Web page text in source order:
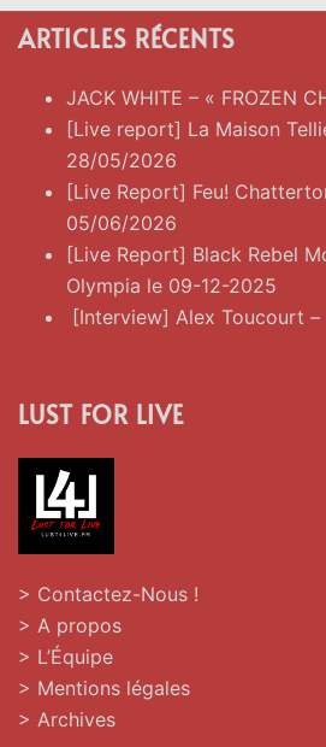
ARTICLES RÉCENTS
JACK WHITE – « FROZEN
[Live report] La Maison
28/05/2026
[Live Report] Feu!
05/06/2026
[Live Report] Black Rebel
Olympia le 09-12-2025
[Interview] Alex Toucourt –
LUST FOR LIVE
> Contactez-Nous !
> A propos
> L’Équipe
> Mentions légales
> Archives